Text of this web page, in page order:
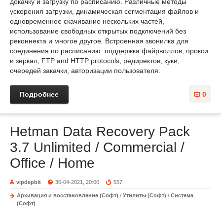
ускорения загрузки, динамическая сегментация файлов и
одновременное скачивание нескольких частей,
использование свободных открытых подключений без
реконнекта и многое другое. Встроенная звонилка для
соединения по расписанию. поддержка файрволлов, прокси
и зеркал, FTP and HTTP protocols, редиректов, куки,
очередей закачки, авторизации пользователя.
0
Подробнее
Hetman Data Recovery Pack
3.7 Unlimited / Commercial /
Office / Home
vipdepbit 30-04-2021, 20:00 557
Архивация и восстановление (Софт) / Утилиты (Софт) / Система
(Софт)